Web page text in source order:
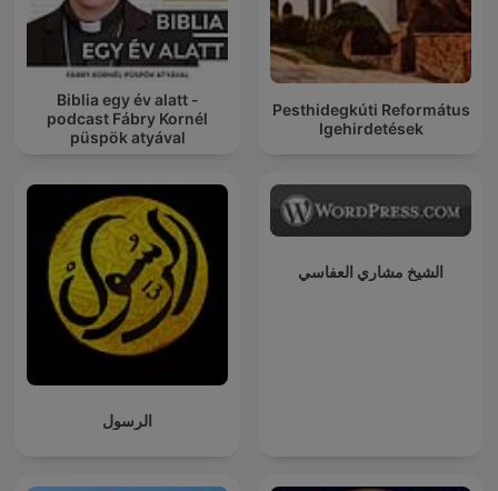
Biblia egy év alatt -
podcast Fábry Kornél
püspök atyával
Pesthidegkúti Református
Igehirdetések
الرسول
الشيخ مشاري العفاسي